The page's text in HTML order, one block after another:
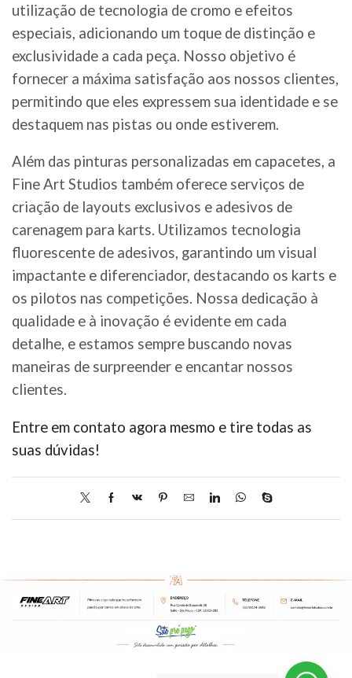
utilização de tecnologia de cromo e efeitos
especiais, adicionando um toque de distinção e
exclusividade a cada peça. Nosso objetivo é
fornecer a máxima satisfação aos nossos clientes,
permitindo que eles expressem sua identidade e se
destaquem nas pistas ou onde estiverem.
Além das pinturas personalizadas em capacetes, a
Fine Art Studios também oferece serviços de
criação de layouts exclusivos e adesivos de
carenagem para karts. Utilizamos tecnologia
fluorescente de adesivos, garantindo um visual
impactante e diferenciador, destacando os karts e
os pilotos nas competições. Nossa dedicação à
qualidade e à inovação é evidente em cada
detalhe, e estamos sempre buscando novas
maneiras de surpreender e encantar nossos
clientes.
Entre em contato agora mesmo e tire todas as
suas dúvidas!